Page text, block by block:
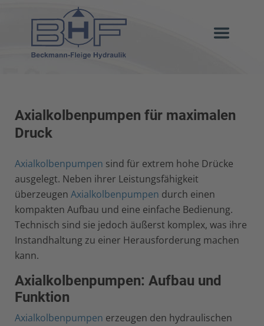
Axialkolbenpumpen für maximalen
Druck
Axialkolbenpumpen sind für extrem hohe Drücke
ausgelegt. Neben ihrer Leistungsfähigkeit
überzeugen Axialkolbenpumpen durch einen
kompakten Aufbau und eine einfache Bedienung.
Technisch sind sie jedoch äußerst komplex, was ihre
Instandhaltung zu einer Herausforderung machen
kann.
Axialkolbenpumpen: Aufbau und
Funktion
Axialkolbenpumpen erzeugen den hydraulischen